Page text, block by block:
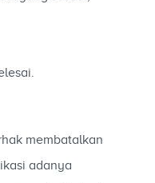
membatalkan
adanya